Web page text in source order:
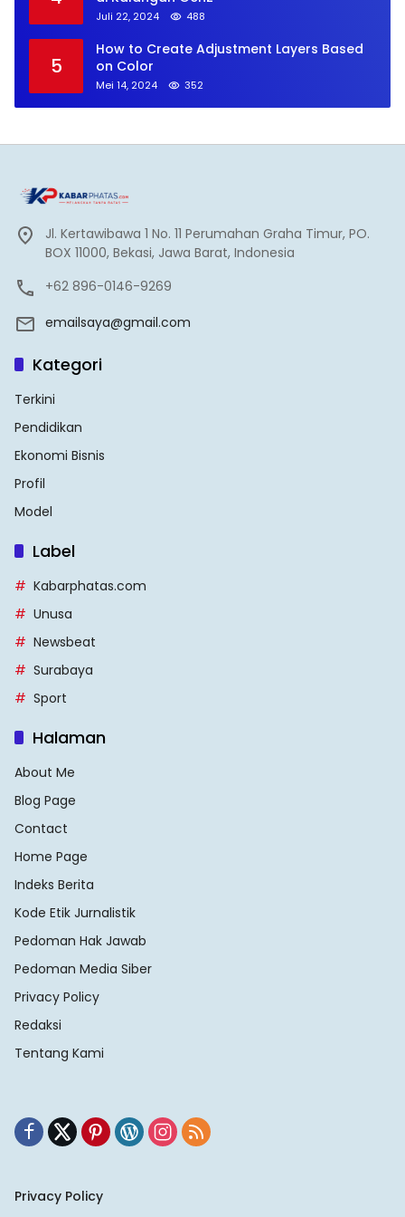
Juli 22, 2024 488
5
How to Create Adjustment Layers Based
on Color
Mei 14, 2024 352
Jl. Kertawibawa 1 No. 11 Perumahan Graha Timur, PO.
BOX 11000, Bekasi, Jawa Barat, Indonesia
+62 896-0146-9269
emailsaya@gmail.com
Kategori
Terkini
Pendidikan
Ekonomi Bisnis
Profil
Model
Label
Kabarphatas.com
Unusa
Newsbeat
Surabaya
Sport
Halaman
About Me
Blog Page
Contact
Home Page
Indeks Berita
Kode Etik Jurnalistik
Pedoman Hak Jawab
Pedoman Media Siber
Privacy Policy
Redaksi
Tentang Kami
Privacy Policy